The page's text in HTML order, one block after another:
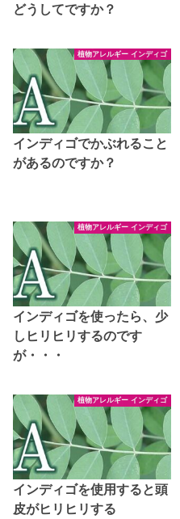
どうしてですか？
植物アレルギー インディゴ
インディゴでかぶれること
があるのですか？
植物アレルギー インディゴ
インディゴを使ったら、少
しヒリヒリするのです
が・・・
植物アレルギー インディゴ
インディゴを使用すると頭
皮がヒリヒリする